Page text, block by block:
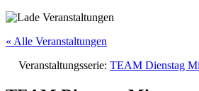
« Alle Veranstaltungen
Veranstaltungsserie: TEAM Dienstag